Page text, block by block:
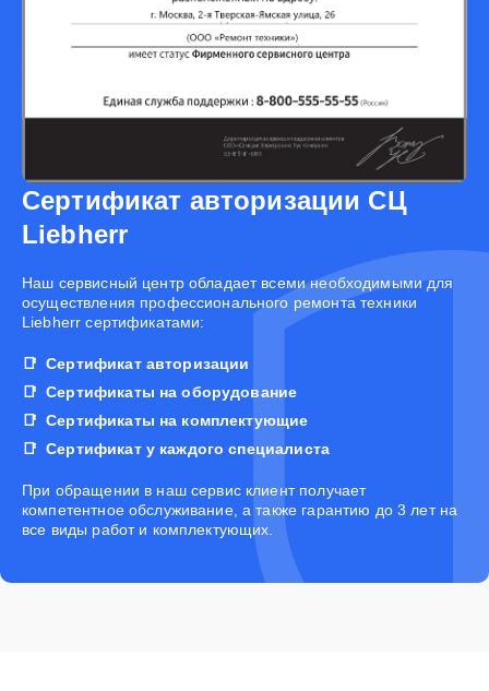
Сертификат авторизации СЦ
Liebherr
Наш сервисный центр обладает всеми необходимыми для
осуществления профессионального ремонта техники
Liebherr сертификатами:
Сертификат авторизации
Сертификаты на оборудование
Сертификаты на комплектующие
Сертификат у каждого специалиста
При обращении в наш сервис клиент получает
компетентное обслуживание, а также гарантию до 3 лет на
все виды работ и комплектующих.